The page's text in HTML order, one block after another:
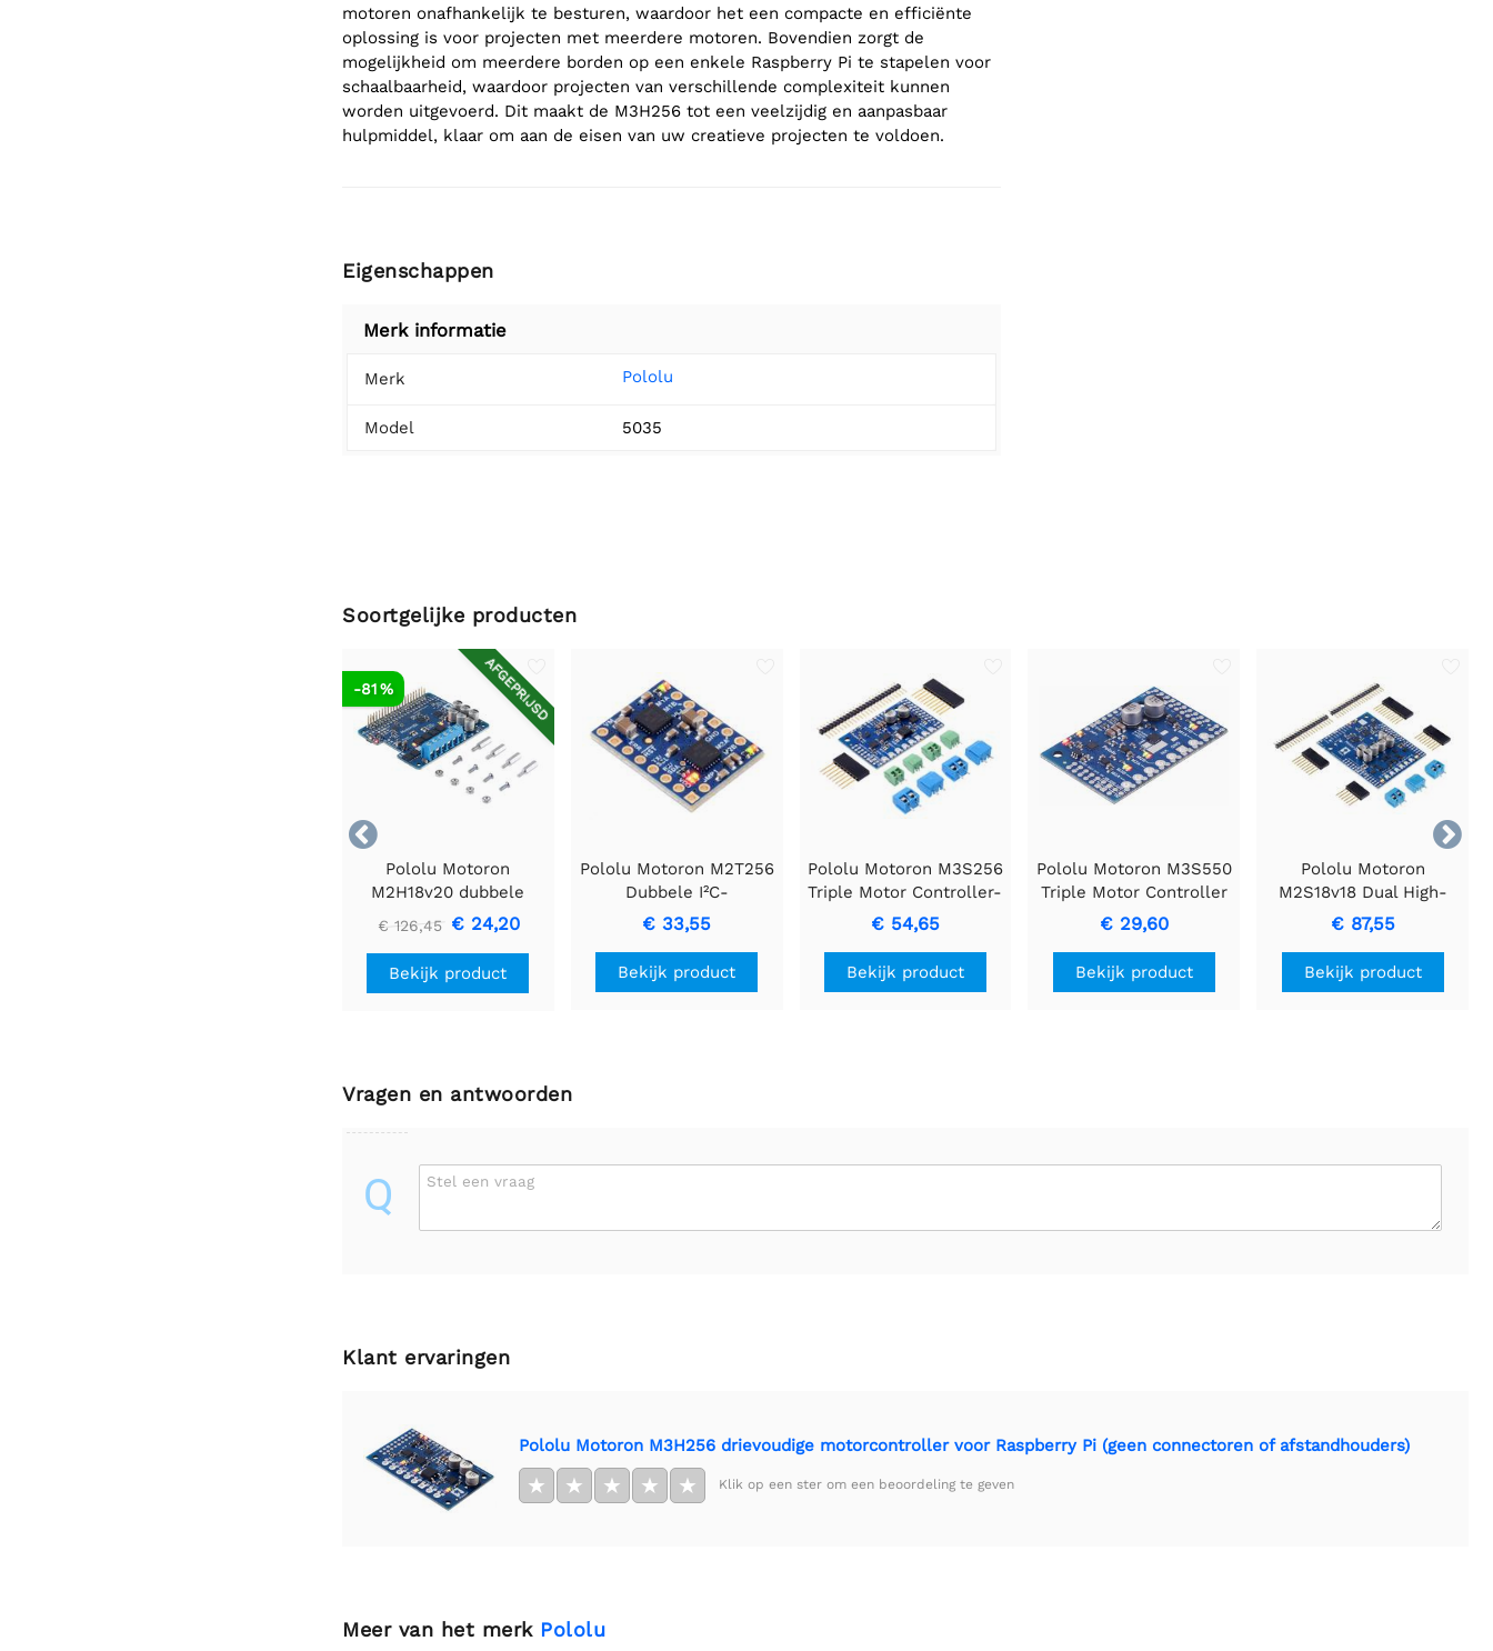
motoren onafhankelijk te besturen, waardoor het een compacte en efficiënte
oplossing is voor projecten met meerdere motoren. Bovendien zorgt de
mogelijkheid om meerdere borden op een enkele Raspberry Pi te stapelen voor
schaalbaarheid, waardoor projecten van verschillende complexiteit kunnen
worden uitgevoerd. Dit maakt de M3H256 tot een veelzijdig en aanpasbaar
hulpmiddel, klaar om aan de eisen van uw creatieve projecten te voldoen.
Eigenschappen
Merk informatie
Merk Pololu
Model 5035
Soortgelijke producten


AFGEPRIJSD
-81 %
Pololu Motoron
M2H18v20 dubbele
krachtige
motorcontroller voor
Raspberry Pi
(connectoren
€ 126,45 € 24,20
Bekijk product
Pololu Motoron M2T256
Dubbele I²C-
motorcontroller
€ 33,55
Bekijk product
Pololu Motoron M3S256
Triple Motor Controller-
shield voor Arduino
€ 54,65
Bekijk product
Pololu Motoron M3S550
Triple Motor Controller
shield voor Arduino
(geen connectoren)
€ 29,60
Bekijk product
Pololu Motoron
M2S18v18 Dual High-
Power Motor
Controller- shield voor
Arduino
€ 87,55
Bekijk product
Vragen en antwoorden
Q Stel een vraag
Klant ervaringen
Pololu Motoron M3H256 drievoudige motorcontroller voor Raspberry Pi (geen connectoren of afstandhouders)
★ ★ ★ ★ ★ Klik op een ster om een beoordeling te geven
Meer van het merk Pololu